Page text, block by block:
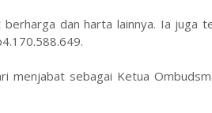
dan harta lainnya. Ia juga
menjabat sebagai Ketua